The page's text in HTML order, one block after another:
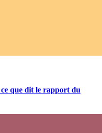
ce que dit le rapport du